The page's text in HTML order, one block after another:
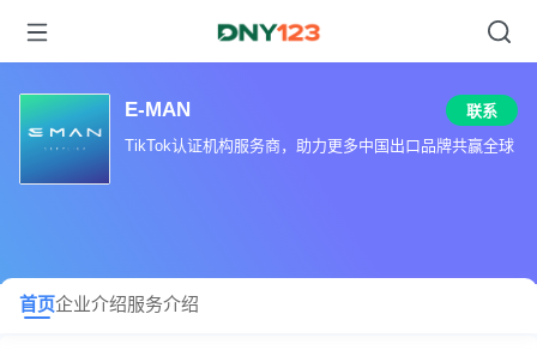
E-MAN
联系
TikTok认证机构服务商，助力更多中国出口品牌共赢全球
首页企业介绍服务介绍